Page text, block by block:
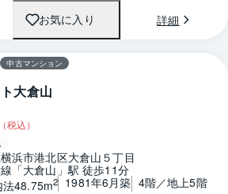
お気に入り 詳細
1 / 0 間取り
中古マンション
大倉山
（税込）
浜市港北区大倉山５丁目
「大倉山」駅 徒歩11分
法48.75m2 1981年6月築 4階／地上5階